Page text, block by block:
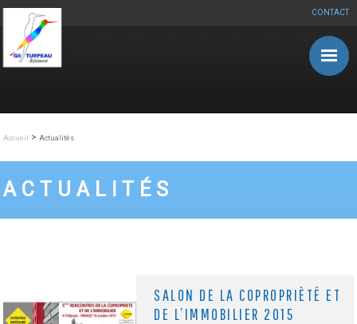
CONTACT
Aller au contenu principal
Accueil >Actualités
ACTUALITÉS
SALON DE LA COPROPRIÈTÉ ET
DE L’IMMOBILIER 2015